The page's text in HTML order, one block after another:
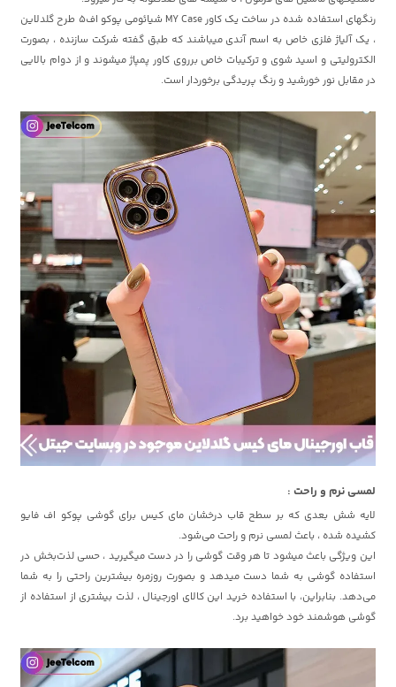
رنگهای استفاده شده در ساخت یک کاور MY Case شیائومی پوکو اف5 طرح گلدلاین
، یک آلیاژ فلزی خاص به اسم آندی میباشند که طبق گفته شرکت سازنده ، بصورت
الکترولیتی و اسید شوی و ترکیبات خاص برروی کاور پمپاژ میشوند و از دوام بالایی
در مقابل نور خورشید و رنگ پریدگی برخوردار است.
لمسی نرم و راحت :
لایه شش بعدی که بر سطح قاب درخشان مای کیس برای گوشی پوکو اف فایو
کشیده شده ، باعث لمسی نرم و راحت می‌شود.
این ویژگی باعث میشود تا هر وقت گوشی را در دست میگیرید ، حسی لذت‌بخش در
استفاده گوشی به شما دست میدهد و بصورت روزمره بیشترین راحتی را به شما
می‌دهد. بنابراین، با استفاده خرید این کالای اورجینال ، لذت بیشتری از استفاده از
گوشی هوشمند خود خواهید برد.